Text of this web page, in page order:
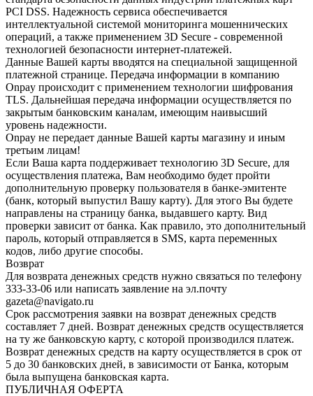
PCI DSS. Надежность сервиса обеспечивается
интеллектуальной системой мониторинга мошеннических
операций, а также применением 3D Secure - современной
технологией безопасности интернет-платежей.
Данные Вашей карты вводятся на специальной защищенной
платежной странице. Передача информации в компанию
Onpay происходит с применением технологии шифрования
TLS. Дальнейшая передача информации осуществляется по
закрытым банковским каналам, имеющим наивысший
уровень надежности.
Onpay не передает данные Вашей карты магазину и иным
третьим лицам!
Если Ваша карта поддерживает технологию 3D Secure, для
осуществления платежа, Вам необходимо будет пройти
дополнительную проверку пользователя в банке-эмитенте
(банк, который выпустил Вашу карту). Для этого Вы будете
направлены на страницу банка, выдавшего карту. Вид
проверки зависит от банка. Как правило, это дополнительный
пароль, который отправляется в SMS, карта переменных
кодов, либо другие способы.
Возврат
Для возврата денежных средств нужно связаться по телефону
333-33-06 или написать заявление на эл.почту
gazeta@navigato.ru
Срок рассмотрения заявки на возврат денежных средств
составляет 7 дней. Возврат денежных средств осуществляется
на ту же банковскую карту, с которой производился платеж.
Возврат денежных средств на карту осуществляется в срок от
5 до 30 банковских дней, в зависимости от Банка, которым
была выпущена банковская карта.
ПУБЛИЧНАЯ ОФЕРТА